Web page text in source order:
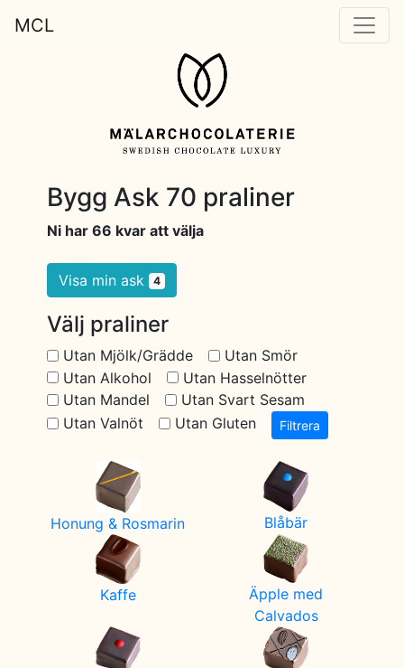
MCL
Bygg Ask 70 praliner
Ni har 66 kvar att välja
Visa min ask 4
Välj praliner
Utan Mjölk/Grädde
Utan Smör
Utan Alkohol
Utan Hasselnötter
Utan Mandel
Utan Svart Sesam
Utan Valnöt
Utan Gluten Filtrera
Honung & Rosmarin Blåbär
Kaffe
Äpple med
Calvados